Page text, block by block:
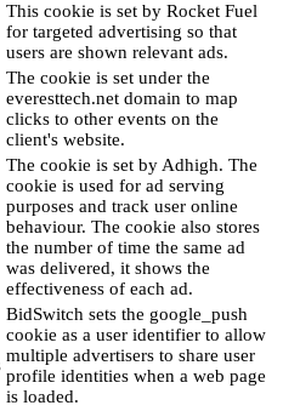
This cookie is set by Rocket Fuel
for targeted advertising so that
users are shown relevant ads.
The cookie is set under the
everesttech.net domain to map
clicks to other events on the
client's website.
The cookie is set by Adhigh. The
cookie is used for ad serving
purposes and track user online
behaviour. The cookie also stores
the number of time the same ad
was delivered, it shows the
effectiveness of each ad.
BidSwitch sets the google_push
cookie as a user identifier to allow
multiple advertisers to share user
profile identities when a web page
is loaded.